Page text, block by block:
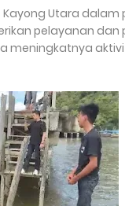
Utara
pelayanan dan
meningkatnya